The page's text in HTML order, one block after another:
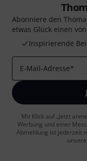
Abonniere den
etwas Glück einen von
Inspirierende
E-Mail-Adresse*
Mit Klick auf „Jetzt
Werbung und einer
Abmeldung ist jederzeit